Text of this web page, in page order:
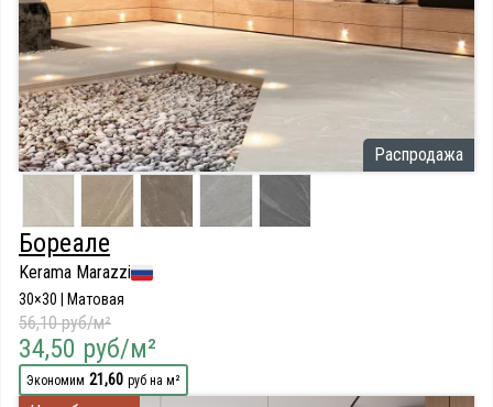
Распродажа
Бореале
Kerama Marazzi
30×30 | Матовая
56,10 руб/м²
34,50 руб/м²
Экономим 21,60 руб на м²